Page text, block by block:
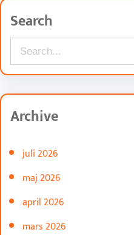
Search
e
c
Archive
juli 2026
maj 2026
april 2026
mars 2026